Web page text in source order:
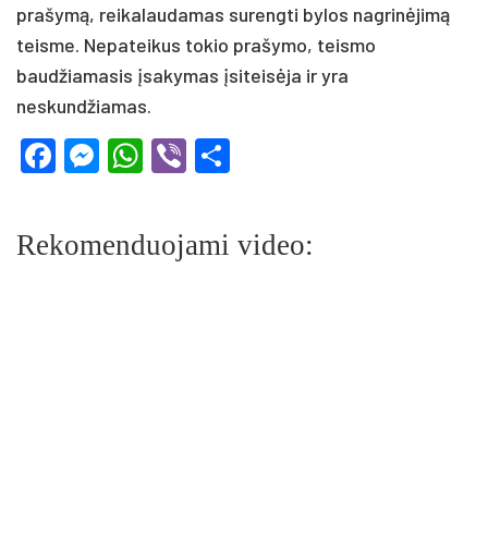
prašymą, reikalaudamas surengti bylos nagrinėjimą
teisme. Nepateikus tokio prašymo, teismo
baudžiamasis įsakymas įsiteisėja ir yra
neskundžiamas.
Facebook
Messenger
WhatsApp
Viber
Rekomenduojami video: